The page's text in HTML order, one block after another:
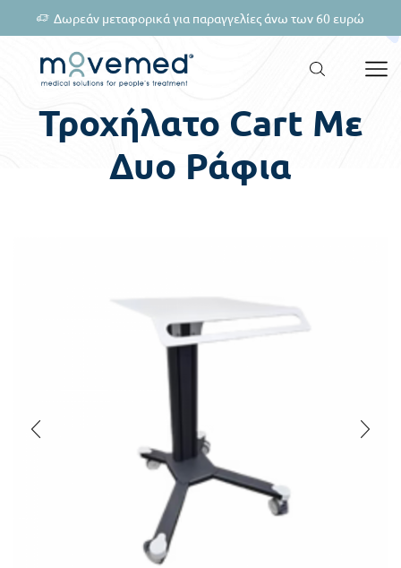
Δωρεάν μεταφορικά για παραγγελίες άνω των 60 ευρώ
Τροχήλατο Cart Με
Δυο Ράφια